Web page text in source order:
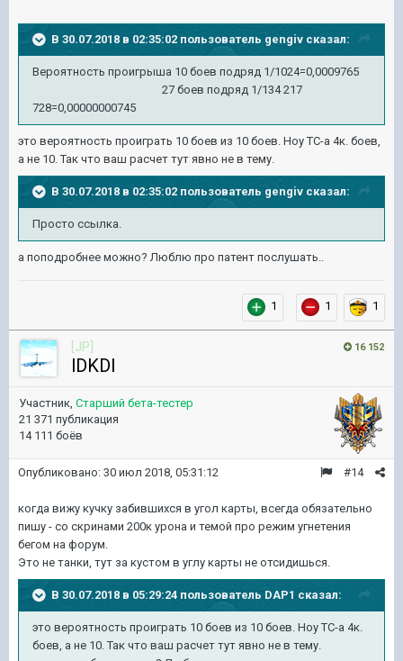
В 30.07.2018 в 02:35:02 пользователь gengiv сказал:
Вероятность проигрыша 10 боев подряд 1/1024=0,0009765
27 боев подряд 1/134 217
728=0,00000000745
это вероятность проиграть 10 боев из 10 боев. Ноу ТС-а 4к. боев,
а не 10. Так что ваш расчет тут явно не в тему.
В 30.07.2018 в 02:35:02 пользователь gengiv сказал:
Просто ссылка.
а поподробнее можно? Люблю про патент послушать..
1 1 1
16 152
[JP]
lDKDl
Участник, Старший бета-тестер
21 371 публикация
14 111 боёв
#14
Опубликовано: 30 июл 2018, 05:31:12
когда вижу кучку забившихся в угол карты, всегда обязательно
пишу - со скринами 200к урона и темой про режим угнетения
бегом на форум.
Это не танки, тут за кустом в углу карты не отсидишься.
В 30.07.2018 в 05:29:24 пользователь DAP1 сказал:
это вероятность проиграть 10 боев из 10 боев. Ноу ТС-а 4к.
боев, а не 10. Так что ваш расчет тут явно не в тему.